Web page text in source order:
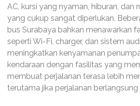
AC, kursi yang nyaman, hiburan, dan
yang cukup sangat diperlukan.
bus Surabaya bahkan menawarkan
seperti Wi-Fi, charger, dan sistem
meningkatkan kenyamanan
kendaraan dengan fasilitas yang
membuat perjalanan terasa lebih
terutama jika perjalanan